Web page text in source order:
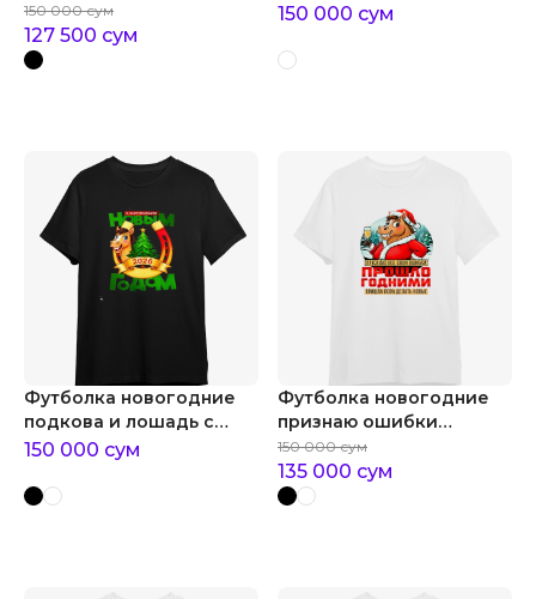
150 000 сум
127 500 сум
150 000 сум
Футболка новогодние
подкова и лошадь с
наступающим
150 000 сум
Футболка новогодние
признаю ошибки
прошлогодними
150 000 сум
135 000 сум